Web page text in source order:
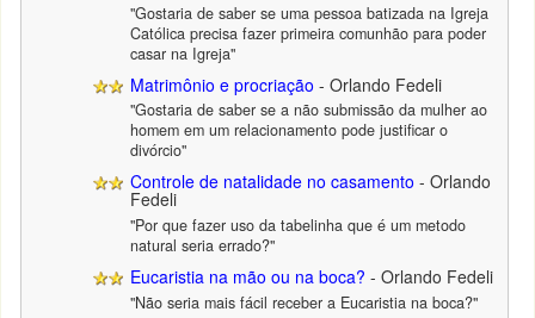
"Gostaria de saber se uma pessoa batizada na Igreja
Católica precisa fazer primeira comunhão para poder
casar na Igreja"
Matrimônio e procriação - Orlando Fedeli
"Gostaria de saber se a não submissão da mulher ao
homem em um relacionamento pode justificar o
divórcio"
Controle de natalidade no casamento - Orlando
Fedeli
"Por que fazer uso da tabelinha que é um metodo
natural seria errado?"
Eucaristia na mão ou na boca? - Orlando Fedeli
"Não seria mais fácil receber a Eucaristia na boca?"